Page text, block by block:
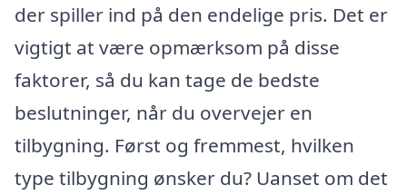
der spiller ind på den endelige pris. Det er
vigtigt at være opmærksom på disse
faktorer, så du kan tage de bedste
beslutninger, når du overvejer en
tilbygning. Først og fremmest, hvilken
type tilbygning ønsker du? Uanset om det